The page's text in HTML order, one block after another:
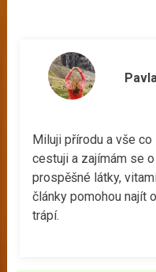
Miluji přírodu a vše
cestuji a zajímám se
prospěšné látky,
články pomohou najít
trápí.